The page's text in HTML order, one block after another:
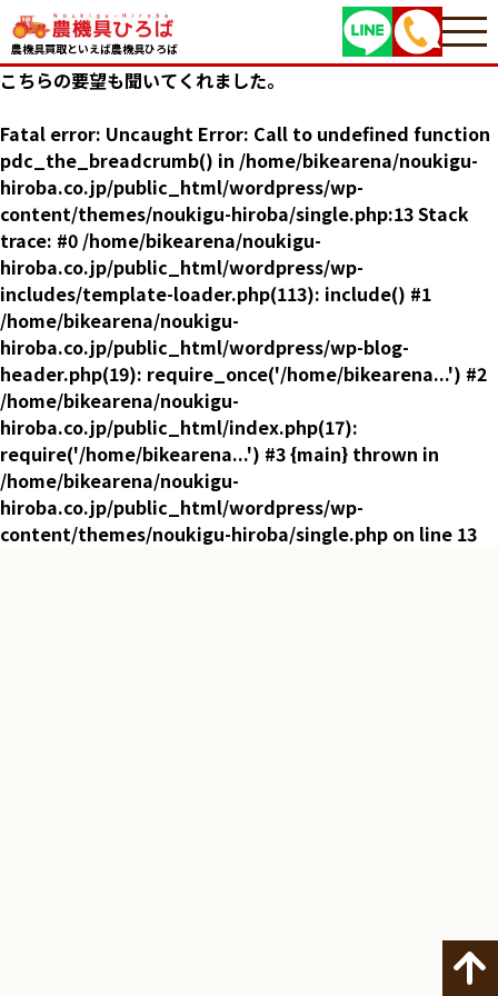
農機具買取といえば農機具ひろば
こちらの要望も聞いてくれました。
Fatal error: Uncaught Error: Call to undefined function
pdc_the_breadcrumb() in /home/bikearena/noukigu-
hiroba.co.jp/public_html/wordpress/wp-
content/themes/noukigu-hiroba/single.php:13 Stack
trace: #0 /home/bikearena/noukigu-
hiroba.co.jp/public_html/wordpress/wp-
includes/template-loader.php(113): include() #1
/home/bikearena/noukigu-
hiroba.co.jp/public_html/wordpress/wp-blog-
header.php(19): require_once('/home/bikearena...') #2
/home/bikearena/noukigu-
hiroba.co.jp/public_html/index.php(17):
require('/home/bikearena...') #3 {main} thrown in
/home/bikearena/noukigu-
hiroba.co.jp/public_html/wordpress/wp-
content/themes/noukigu-hiroba/single.php on line 13